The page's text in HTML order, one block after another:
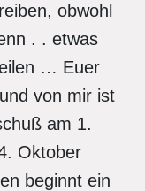
obwohl
. . etwas
… Euer
von mir ist
am 1.
Oktober
beginnt ein